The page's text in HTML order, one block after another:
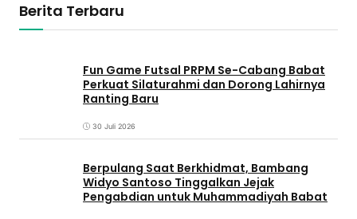
Berita Terbaru
Fun Game Futsal PRPM Se-Cabang Babat
Perkuat Silaturahmi dan Dorong Lahirnya
Ranting Baru
30 Juli 2026
Berpulang Saat Berkhidmat, Bambang
Widyo Santoso Tinggalkan Jejak
Pengabdian untuk Muhammadiyah Babat